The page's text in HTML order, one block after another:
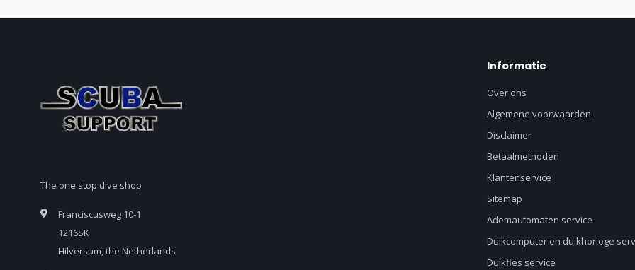
The one stop dive shop
Franciscusweg 10-1
1216SK
Hilversum, the Netherlands
Informatie
Over ons
Algemene voorwaarden
Disclaimer
Betaalmethoden
Klantenservice
Sitemap
Ademautomaten service
Duikcomputer en duikhorloge
Duikfles service